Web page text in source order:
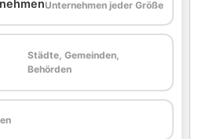
Unternehmen jeder Größe
Städte, Gemeinden,
Behörden